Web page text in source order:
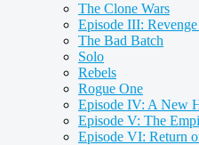
The Clone Wars
Episode III:
The Bad Batch
Solo
Rebels
Rogue One
Episode IV: A New
Episode V: The
Episode VI: Return